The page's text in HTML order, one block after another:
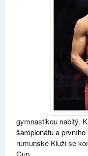
gymnastikou nabitý.
šampionátuaprvního
rumunské Kluži se